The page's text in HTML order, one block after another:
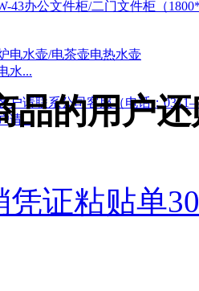
水...
请...品的用户
凭证粘贴单